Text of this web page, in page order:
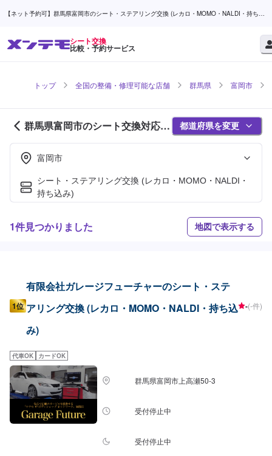
【ネット予約可】群馬県富岡市のシート・ステアリング交換 (レカロ・MOMO・NALDI・持ち込
シート交換
比較・予約サービス
トップ 全国の整備・修理可能な店舗 群馬県 富岡市
群馬県富岡市のシート交換対応店
舗紹介 (1ページ目)
都道府県を変更
富岡市
シート・ステアリング交換 (レカロ・MOMO・NALDI・
持ち込み)
1件見つかりました 地図で表示する
1位
有限会社ガレージフューチャーのシート・ステ
アリング交換 (レカロ・MOMO・NALDI・持ち込
み)
-(-件)
代車OK カードOK
群馬県富岡市上高瀬50-3
受付停止中
受付停止中